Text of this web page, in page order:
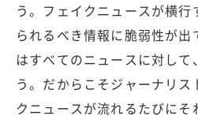
う。フェイクニュースが横
られるべき情報に脆弱性が
はすべてのニュースに対して
う。だからこそジャーナリス
クニュースが流れるたびにそ